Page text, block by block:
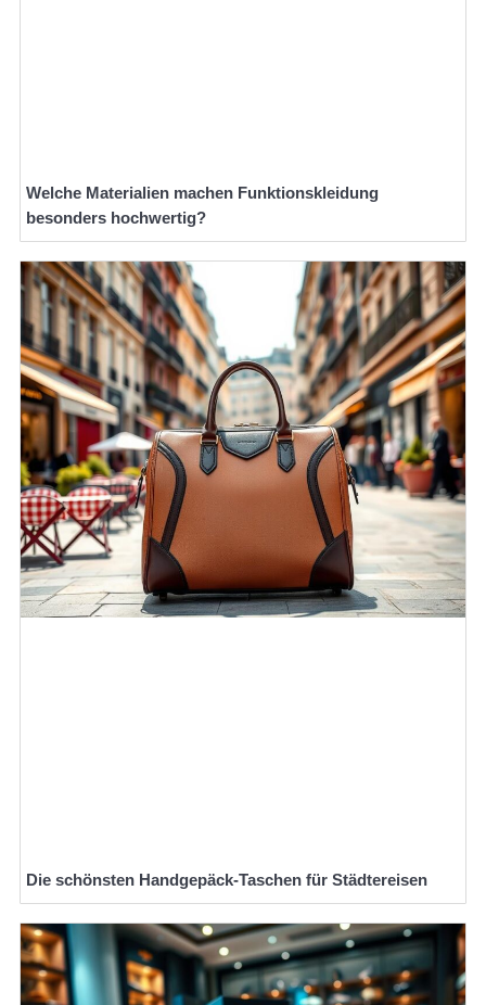
Welche Materialien machen Funktionskleidung
besonders hochwertig?
Die schönsten Handgepäck-Taschen für Städtereisen